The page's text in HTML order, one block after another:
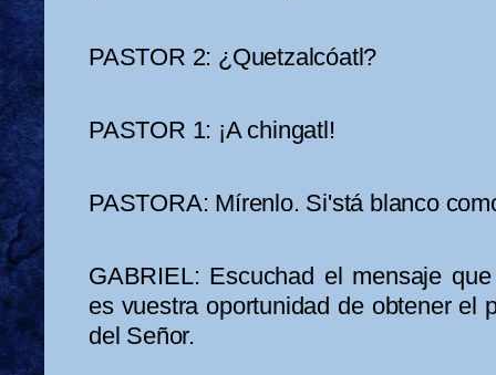
PASTOR 2: ¿Quetzalcóatl?
PASTOR 1: ¡A chingatl!
PASTORA: Mírenlo. Si'stá blanco
GABRIEL: Escuchad el mensaje
es vuestra oportunidad de obtener el
del Señor.